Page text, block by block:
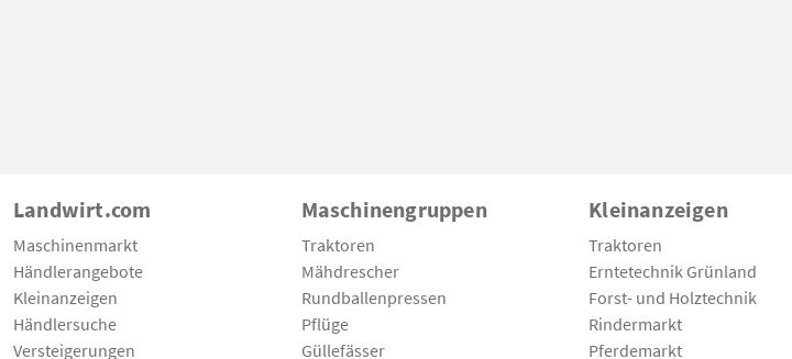
Landwirt.com
Maschinenmarkt
Händlerangebote
Kleinanzeigen
Händlersuche
Versteigerungen
Maschinengruppen
Traktoren
Mähdrescher
Rundballenpressen
Pflüge
Güllefässer
Kleinanzeigen
Traktoren
Erntetechnik Grünland
Forst- und Holztechnik
Rindermarkt
Pferdemarkt